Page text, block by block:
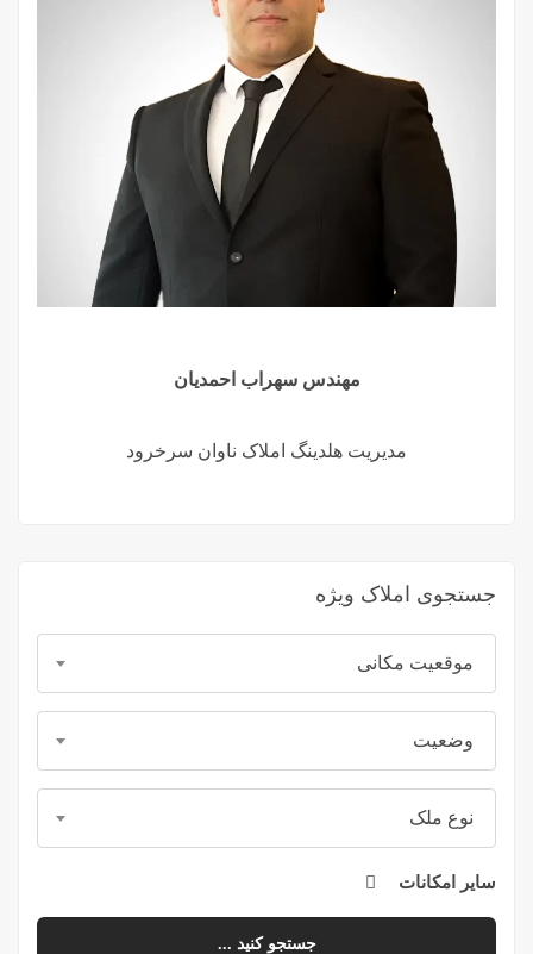
مهندس سهراب احمدیان
مدیریت هلدینگ املاک ناوان سرخرود
جستجوی املاک ویژه
موقعیت مکانی
وضعیت
نوع ملک
سایر امکانات
جستجو کنید ...